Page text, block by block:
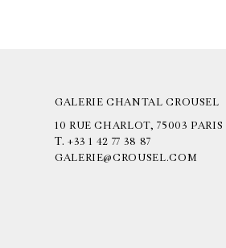
GALERIE CHANTAL CROUSEL
10 RUE CHARLOT, 75003 PARIS
T. +33 1 42 77 38 87
GALERIE@CROUSEL.COM